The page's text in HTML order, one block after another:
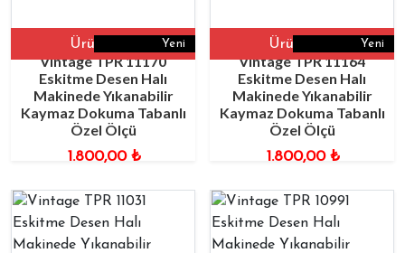
Yeni
Ürüne Git
Vintage TPR 11170
Eskitme Desen Halı
Makinede Yıkanabilir
Kaymaz Dokuma Tabanlı
Özel Ölçü
1.800,00 ₺
Yeni
Ürüne Git
Vintage TPR 11164
Eskitme Desen Halı
Makinede Yıkanabilir
Kaymaz Dokuma Tabanlı
Özel Ölçü
1.800,00 ₺